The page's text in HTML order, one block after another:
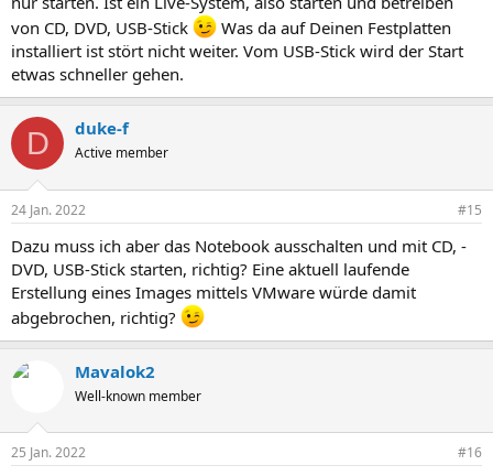
von CD, DVD, USB-Stick
Was da auf Deinen Festplatten
installiert ist stört nicht weiter. Vom USB-Stick wird der Start
etwas schneller gehen.
D duke-f
Active member
24 Jan. 2022 #15
Dazu muss ich aber das Notebook ausschalten und mit CD, -
DVD, USB-Stick starten, richtig? Eine aktuell laufende
Erstellung eines Images mittels VMware würde damit
abgebrochen, richtig?
Mavalok2
Well-known member
25 Jan. 2022 #16